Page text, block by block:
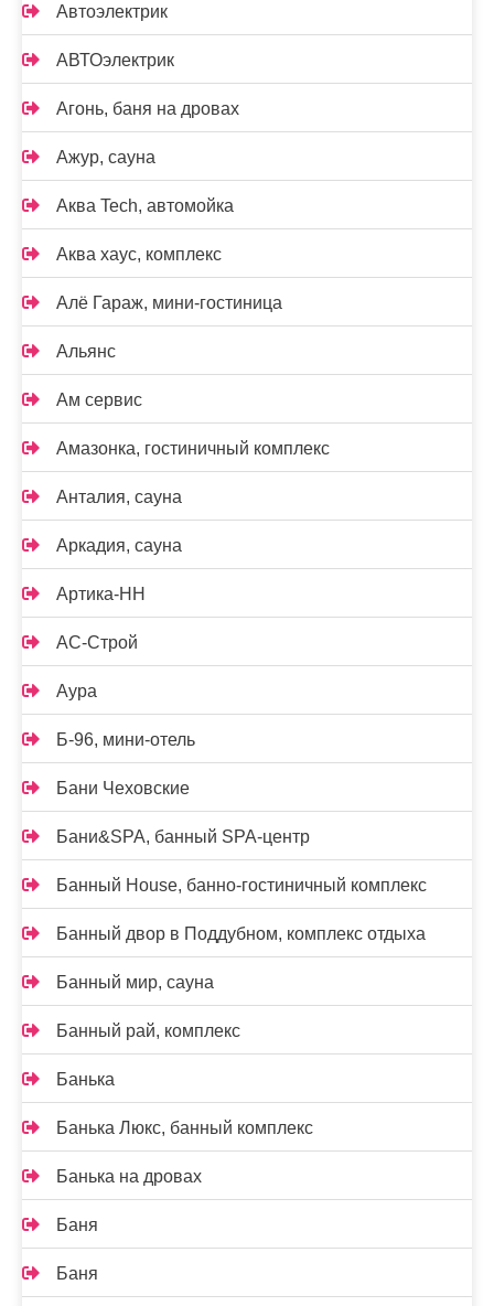
Автоэлектрик
АВТОэлектрик
Агонь, баня на дровах
Ажур, сауна
Аква Tech, автомойка
Аква хаус, комплекс
Алё Гараж, мини-гостиница
Альянс
Ам сервис
Амазонка, гостиничный комплекс
Анталия, сауна
Аркадия, сауна
Артика-НН
АС-Строй
Аура
Б-96, мини-отель
Бани Чеховские
Бани&SPA, банный SPA-центр
Банный House, банно-гостиничный комплекс
Банный двор в Поддубном, комплекс отдыха
Банный мир, сауна
Банный рай, комплекс
Банька
Банька Люкс, банный комплекс
Банька на дровах
Баня
Баня